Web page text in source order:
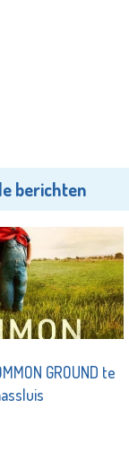
berichten
GROUND te